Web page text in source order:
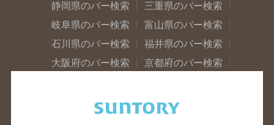
静岡県のバー検索
三重県のバー検索
岐阜県のバー検索
富山県のバー検索
石川県のバー検索
福井県のバー検索
大阪府のバー検索
京都府のバー検索
滋賀県のバー検索
和歌山県のバー検索